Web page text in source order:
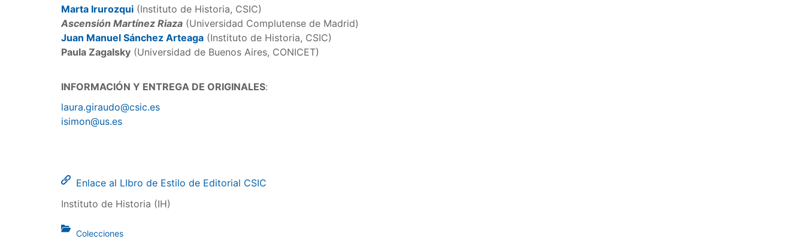
Marta Irurozqui (Instituto de Historia, CSIC)
Ascensión Martínez Riaza (Universidad Complutense de Madrid)
Juan Manuel Sánchez Arteaga (Instituto de Historia, CSIC)
Paula Zagalsky (Universidad de Buenos Aires, CONICET)
INFORMACIÓN Y ENTREGA DE ORIGINALES:
laura.giraudo@csic.es
isimon@us.es
Enlace al LIbro de Estilo de Editorial CSIC
Instituto de Historia (IH)
Colecciones